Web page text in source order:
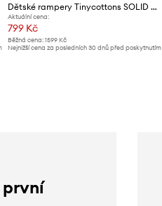
Dětské rampery Tinycottons SOLID SHORT DUNGAREE
Aktuální cena:
799 Kč
Běžná cena: 1599 Kč
Nejnižší cena za posledních 30 dnů před poskytnutím